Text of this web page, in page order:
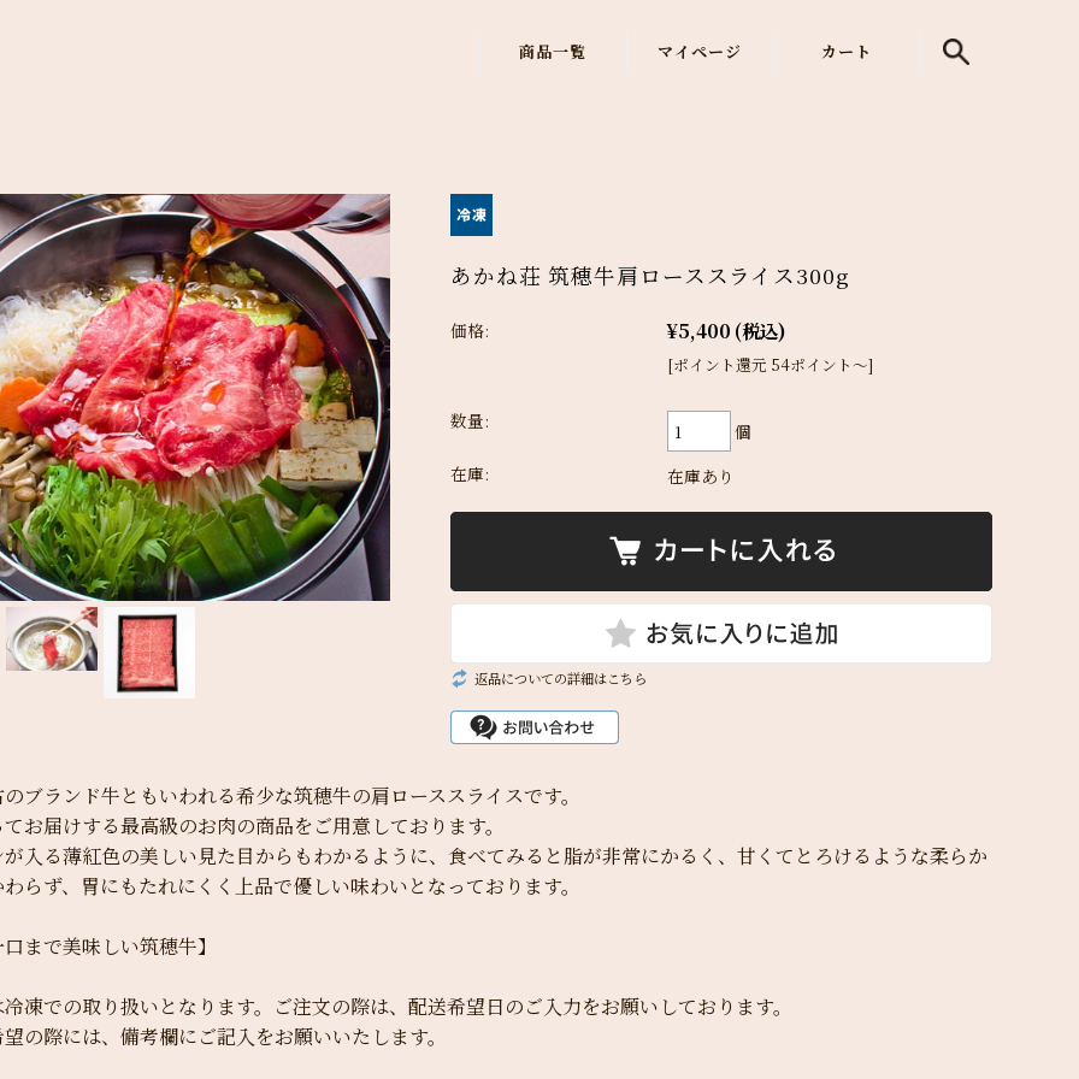
商品一覧 マイページ カート
あかね荘 筑穂牛肩ローススライス300g
価格: ¥5,400 (税込)
[ポイント還元 54ポイント～]
数量:
個
在庫:
在庫あり
返品についての詳細はこちら
ブランド牛ともいわれる希少な筑穂牛の肩ローススライスです。
お届けする最高級のお肉の商品をご用意しております。
入る薄紅色の美しい見た目からもわかるように、食べてみると脂が非常にかるく、甘くてとろけるような柔らか
らず、胃にもたれにくく上品で優しい味わいとなっております。
まで美味しい筑穂牛】
凍での取り扱いとなります。ご注文の際は、配送希望日のご入力をお願いしております。
の際には、備考欄にご記入をお願いいたします。